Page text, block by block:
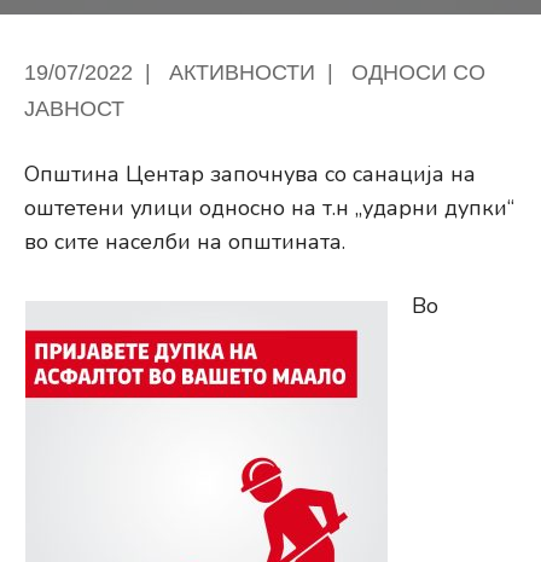
19/07/2022 АКТИВНОСТИ
ОДНОСИ СО
ЈАВНОСТ
Општина Центар започнува со санација на
оштетени улици односно на т.н „ударни дупки“
во сите населби на општината.
Во